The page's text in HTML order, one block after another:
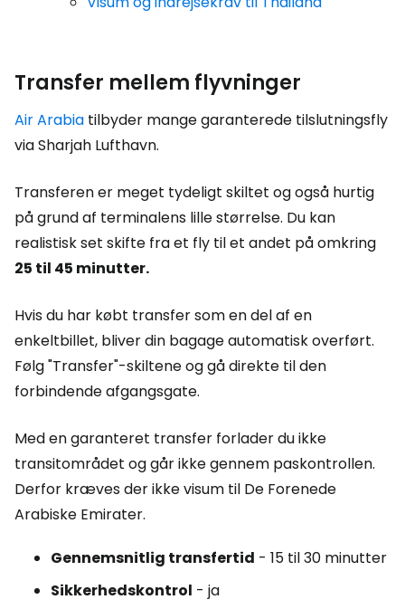
Transfer mellem flyvninger
Air Arabia tilbyder mange garanterede tilslutningsfly
via Sharjah Lufthavn.
Transferen er meget tydeligt skiltet og også hurtig
på grund af terminalens lille størrelse. Du kan
realistisk set skifte fra et fly til et andet på omkring
25 til 45 minutter.
Hvis du har købt transfer som en del af en
enkeltbillet, bliver din bagage automatisk overført.
Følg "Transfer"-skiltene og gå direkte til den
forbindende afgangsgate.
Med en garanteret transfer forlader du ikke
transitområdet og går ikke gennem paskontrollen.
Derfor kræves der ikke visum til De Forenede
Arabiske Emirater.
Gennemsnitlig transfertid - 15 til 30 minutter
Sikkerhedskontrol - ja